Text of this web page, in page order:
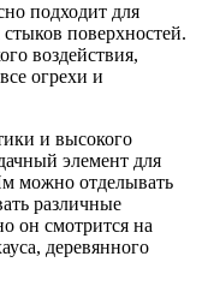
подходит для
поверхностей.
воздействия,
огрехи и
и высокого
элемент для
можно отделывать
различные
он смотрится на
деревянного